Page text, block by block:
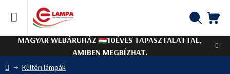
tartalomhoz
MAGYAR WEBÁRUHÁZ
10ÉVES TAPASZTALATTAL,
AMIBEN MEGBÍZHAT.
Kezdőlap
Kültéri lámpák